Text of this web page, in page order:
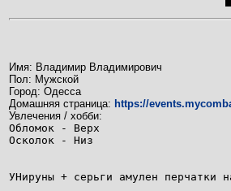
Имя: Владимир Владимирович
Пол: Мужской
Город: Одесса
Домашняя страница: https://
Увлечения / хобби:
Обломок - Верх
Осколок - Низ
УНируны + серьги амулен перчатки